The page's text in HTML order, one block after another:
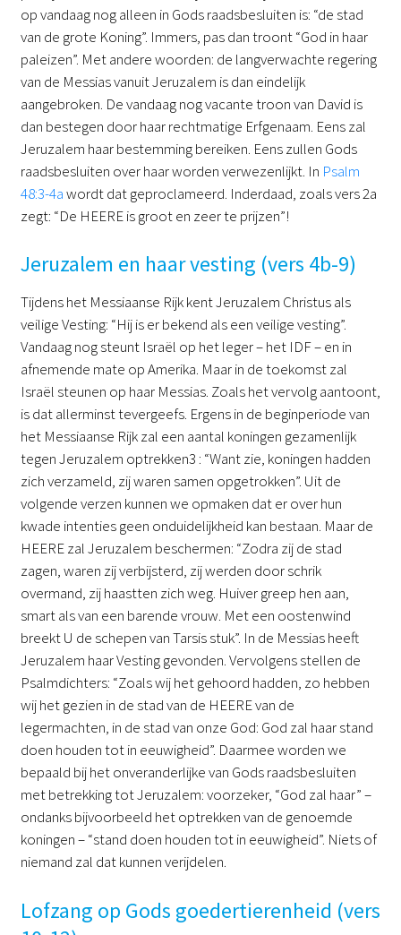
op vandaag nog alleen in Gods raadsbesluiten is: “de stad
van de grote Koning”. Immers, pas dan troont “God in haar
paleizen”. Met andere woorden: de langverwachte regering
van de Messias vanuit Jeruzalem is dan eindelijk
aangebroken. De vandaag nog vacante troon van David is
dan bestegen door haar rechtmatige Erfgenaam. Eens zal
Jeruzalem haar bestemming bereiken. Eens zullen Gods
raadsbesluiten over haar worden verwezenlijkt. In Psalm
48:3-4awordt dat geproclameerd. Inderdaad, zoals vers 2a
zegt: “De HEERE is groot en zeer te prijzen”!
Jeruzalem en haar vesting (vers 4b-9)
Tijdens het Messiaanse Rijk kent Jeruzalem Christus als
veilige Vesting: “Hij is er bekend als een veilige vesting”.
Vandaag nog steunt Israël op het leger – het IDF – en in
afnemende mate op Amerika. Maar in de toekomst zal
Israël steunen op haar Messias. Zoals het vervolg aantoont,
is dat allerminst tevergeefs. Ergens in de beginperiode van
het Messiaanse Rijk zal een aantal koningen gezamenlijk
tegen Jeruzalem optrekken3 : “Want zie, koningen hadden
zich verzameld, zij waren samen opgetrokken”. Uit de
volgende verzen kunnen we opmaken dat er over hun
kwade intenties geen onduidelijkheid kan bestaan. Maar de
HEERE zal Jeruzalem beschermen: “Zodra zij de stad
zagen, waren zij verbijsterd, zij werden door schrik
overmand, zij haastten zich weg. Huiver greep hen aan,
smart als van een barende vrouw. Met een oostenwind
breekt U de schepen van Tarsis stuk”. In de Messias heeft
Jeruzalem haar Vesting gevonden. Vervolgens stellen de
Psalmdichters: “Zoals wij het gehoord hadden, zo hebben
wij het gezien in de stad van de HEERE van de
legermachten, in de stad van onze God: God zal haar stand
doen houden tot in eeuwigheid”. Daarmee worden we
bepaald bij het onveranderlijke van Gods raadsbesluiten
met betrekking tot Jeruzalem: voorzeker, “God zal haar” –
ondanks bijvoorbeeld het optrekken van de genoemde
koningen – “stand doen houden tot in eeuwigheid”. Niets of
niemand zal dat kunnen verijdelen.
Lofzang op Gods goedertierenheid (vers